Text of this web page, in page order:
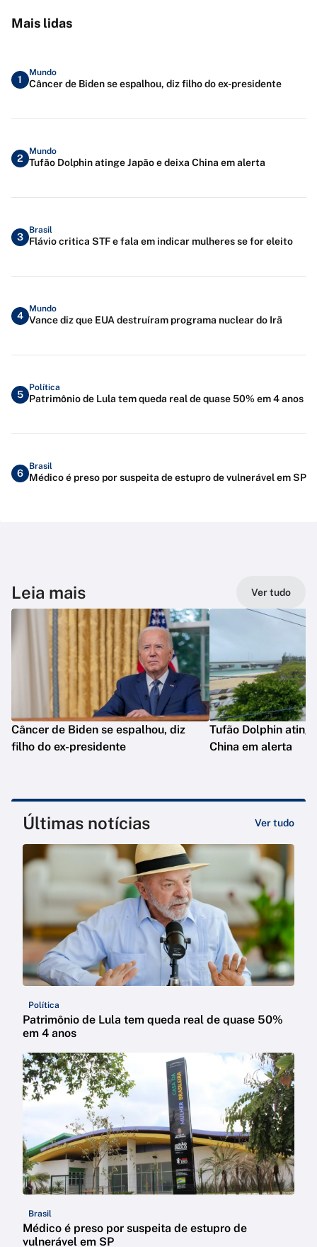
Mais lidas
1
Mundo
Câncer de Biden se espalhou, diz filho do ex-presidente
2
Mundo
Tufão Dolphin atinge Japão e deixa China em alerta
3
Brasil
Flávio critica STF e fala em indicar mulheres se for eleito
4
Mundo
Vance diz que EUA destruíram programa nuclear do Irã
5
Política
Patrimônio de Lula tem queda real de quase 50% em 4 anos
6
Brasil
Médico é preso por suspeita de estupro de vulnerável em SP
Leia mais Ver tudo
Câncer de Biden se espalhou, diz
filho do ex-presidente
Tufão Dolphin
China em alerta
Últimas notícias Ver tudo
Política
Patrimônio de Lula tem queda real de quase 50%
em 4 anos
Brasil
Médico é preso por suspeita de estupro de
vulnerável em SP